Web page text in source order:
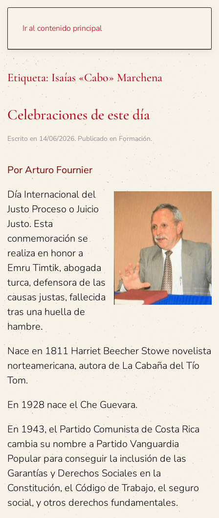
Ir al contenido principal
Etiqueta: Isaías «Cabo» Marchena
Celebraciones de este día
Escrito en 14/06/2026. Publicado en Formación.
Por Arturo Fournier
Día Internacional del
Justo Proceso o Juicio
Justo. Esta
conmemoración se
realiza en honor a
Emru Timtik, abogada
turca, defensora de las
causas justas, fallecida
tras una huella de
hambre.
Nace en 1811 Harriet Beecher Stowe novelista
norteamericana, autora de La Cabaña del Tío
Tom.
En 1928 nace el Che Guevara.
En 1943, el Partido Comunista de Costa Rica
cambia su nombre a Partido Vanguardia
Popular para conseguir la inclusión de las
Garantías y Derechos Sociales en la
Constitución, el Código de Trabajo, el seguro
social, y otros derechos fundamentales.